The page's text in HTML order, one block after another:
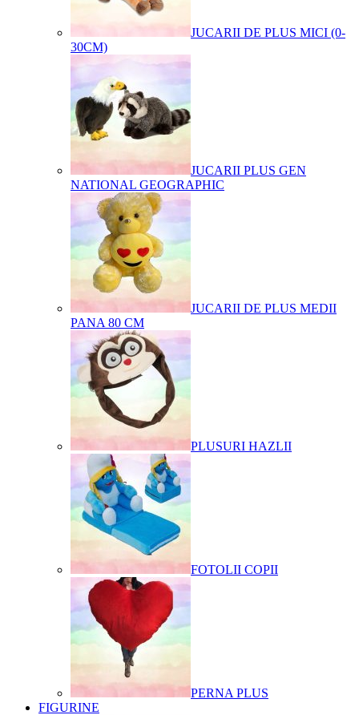
JUCARII DE PLUS MICI (0-
30CM)
JUCARII PLUS GEN
NATIONAL GEOGRAPHIC
JUCARII DE PLUS MEDII
PANA 80 CM
PLUSURI HAZLII
FOTOLII COPII
PERNA PLUS
FIGURINE